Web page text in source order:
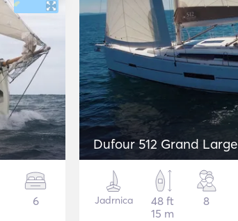
6
Dufour 512 Grand Large
Jadrnica
48 ft
15 m
8